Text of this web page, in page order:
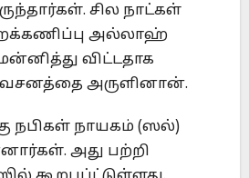
சில நாட்கள்
அல்லாஹ்
விட்டதாக
வசனத்தை அருளினான்.
நபிகள் நாயகம் (ஸல்)
அது பற்றி